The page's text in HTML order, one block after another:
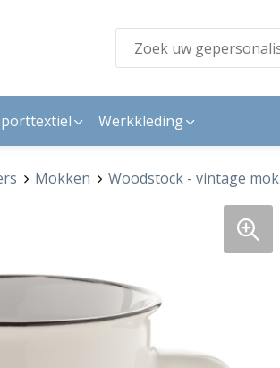
Werkkleding
Mokken Woodstock - vintage mok